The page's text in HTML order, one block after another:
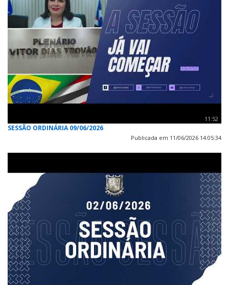
11:52
SESSÃO ORDINÁRIA 09/06/2026
Publicada em 11/06/2026 14:05:34